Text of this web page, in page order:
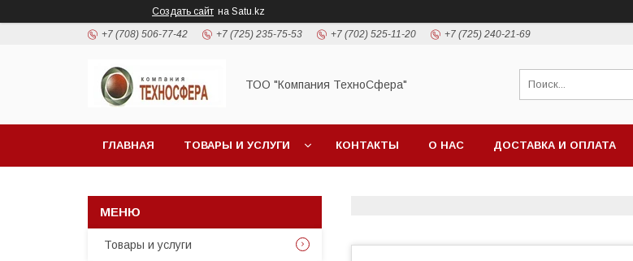
Создать сайт на Satu.kz
+7 (708) 506-77-42 +7 (725) 235-75-53 +7 (702) 525-11-20 +7 (725) 240-21-69
ТОО "Компания ТехноСфера"
ГЛАВНАЯ ТОВАРЫ И УСЛУГИ КОНТАКТЫ О НАС ДОСТАВКА И ОПЛАТА
Товары и услуги